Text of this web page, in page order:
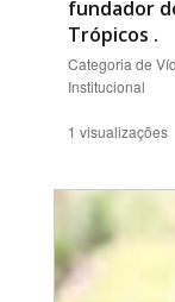
fundador
Trópicos .
Categoria de
Institucional
1 visualizações